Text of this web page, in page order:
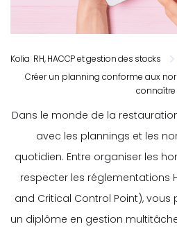
Kolia RH, HACCP et gestion des stocks
Créer un planning conforme aux
connaître
Dans le monde de la
avec les plannings et les
quotidien. Entre organiser les
respecter les réglementations
and Critical Control Point),
un diplôme en gestion